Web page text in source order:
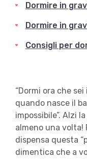
Dormire in
Dormire in
Consigli per
“Dormi ora che sei
quando nasce il
impossibile”. Alzi
almeno una
dispensa questa
dimentica che a